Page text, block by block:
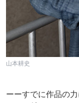
山本耕史
ーーすでに作品の